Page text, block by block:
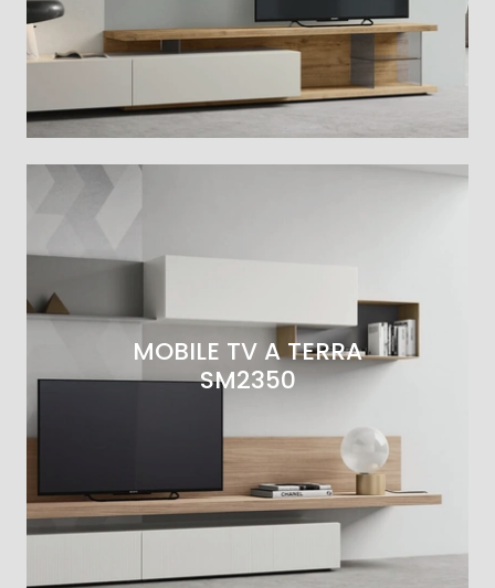
MOBILE TV A TERRA
SM2350